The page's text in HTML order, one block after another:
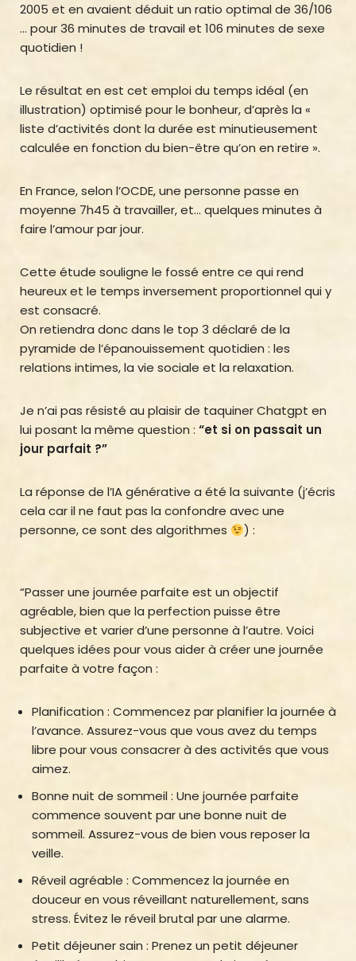
2005 et en avaient déduit un ratio optimal de 36/106
… pour 36 minutes de travail et 106 minutes de sexe
quotidien !
Le résultat en est cet emploi du temps idéal (en
illustration) optimisé pour le bonheur, d’après la «
liste d’activités dont la durée est minutieusement
calculée en fonction du bien-être qu’on en retire ».
En France, selon l’OCDE, une personne passe en
moyenne 7h45 à travailler, et… quelques minutes à
faire l’amour par jour.
Cette étude souligne le fossé entre ce qui rend
heureux et le temps inversement proportionnel qui y
est consacré.
On retiendra donc dans le top 3 déclaré de la
pyramide de l’épanouissement quotidien : les
relations intimes, la vie sociale et la relaxation.
Je n’ai pas résisté au plaisir de taquiner Chatgpt en
lui posant la même question : “et si on passait un
jour parfait ?”
La réponse de l’IA générative a été la suivante (j’écris
cela car il ne faut pas la confondre avec une
personne, ce sont des algorithmes
) :
“Passer une journée parfaite est un objectif
agréable, bien que la perfection puisse être
subjective et varier d’une personne à l’autre. Voici
quelques idées pour vous aider à créer une journée
parfaite à votre façon :
Planification : Commencez par planifier la journée à
l’avance. Assurez-vous que vous avez du temps
libre pour vous consacrer à des activités que vous
aimez.
Bonne nuit de sommeil : Une journée parfaite
commence souvent par une bonne nuit de
sommeil. Assurez-vous de bien vous reposer la
veille.
Réveil agréable : Commencez la journée en
douceur en vous réveillant naturellement, sans
stress. Évitez le réveil brutal par une alarme.
Petit déjeuner sain : Prenez un petit déjeuner